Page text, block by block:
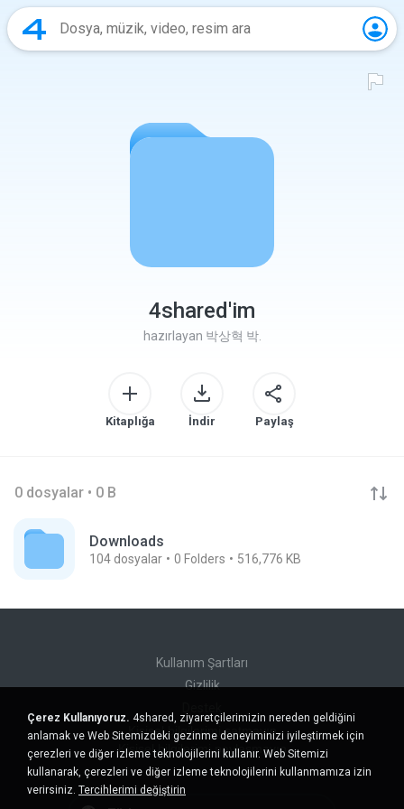
4shared'im
hazırlayan 박상혁 박.
Kitaplığa İndir Paylaş
0 dosyalar • 0 B
Downloads
104 dosyalar 0 Folders 516,776 KB
Kullanım Şartları
Gizlilik
Kişisel bilgilerimi satmayın
Kişisel bilgilerimi paylaşmayın
Çerez Kullanıyoruz. 4shared, ziyaretçilerimizin nereden geldiğini
anlamak ve Web Sitemizdeki gezinme deneyiminizi iyileştirmek için
çerezleri ve diğer izleme teknolojilerini kullanır. Web Sitemizi
kullanarak, çerezleri ve diğer izleme teknolojilerini kullanmamıza izin
verirsiniz. Tercihlerimi değiştirin